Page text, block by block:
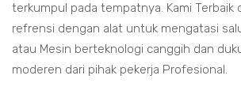
terkumpul pada tempatnya. Kami Terbaik
refrensi dengan alat untuk mengatasi
atau Mesin berteknologi canggih dan
moderen dari pihak pekerja Profesional.